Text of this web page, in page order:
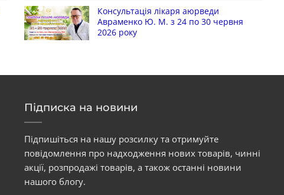
Консультація лікаря аюрведи
Авраменко Ю. М. з 24 по 30 червня
2026 року
Підписка на новини
Підпишіться на нашу розсилку та отримуйте
повідомлення про надходження нових товарів, чинні
акції, розпродажі товарів, а також останні новини
нашого блогу.